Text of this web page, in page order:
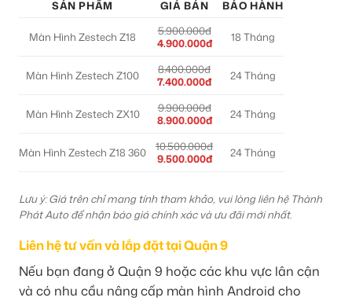
SẢN PHẨM GIÁ BÁN BẢO HÀNH
Màn Hình Zestech Z18
5.900.000đ
4.900.000đ
18 Tháng
Màn Hình Zestech Z100
8.400.000đ
7.400.000đ
24 Tháng
Màn Hình Zestech ZX10
9.900.000đ
8.900.000đ
24 Tháng
Màn Hình Zestech Z18 360
10.500.000đ
9.500.000đ
24 Tháng
Lưu ý: Giá trên chỉ mang tính tham khảo, vui lòng liên hệ Thành
Phát Auto để nhận báo giá chính xác và ưu đãi mới nhất.
Liên hệ tư vấn và lắp đặt tại Quận 9
Nếu bạn đang ở Quận 9 hoặc các khu vực lân cận
và có nhu cầu nâng cấp màn hình Android cho